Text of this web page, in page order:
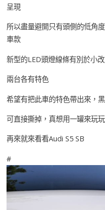
呈現
所以盡量避開只有頭側的低角
車款
新型的LED頭燈線條有別於小
兩台各有特色
希望有把此車的特色帶出來，
可直接撕掉，真想用一罐來玩
再來就來看看Audi S5 SB
#